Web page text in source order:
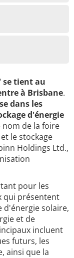
se tient au
à Brisbane.
dans les
d'énergie
nom de la foire
le stockage
Holdings Ltd.,
pour les
qui présentent
d'énergie solaire,
et de
incluent
futurs, les
ainsi que la